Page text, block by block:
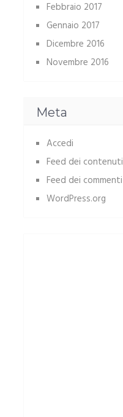
Febbraio 2017
Gennaio 2017
Dicembre 2016
Novembre 2016
Meta
Accedi
Feed dei contenuti
Feed dei commenti
WordPress.org